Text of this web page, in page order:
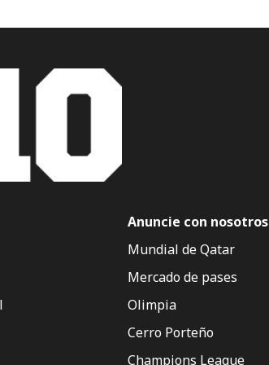
Anuncie con nosotros
Mundial de Qatar
Mercado de pases
Olimpia
Cerro Porteño
Champions League